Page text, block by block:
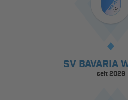
SV BAVARIA
seit 2026